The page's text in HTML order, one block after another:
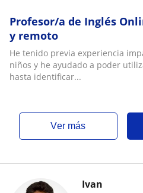
Profesor/a de Inglés
y remoto
He tenido previa experiencia
niños y he ayudado a poder
hasta identificar...
ver más
Ivan